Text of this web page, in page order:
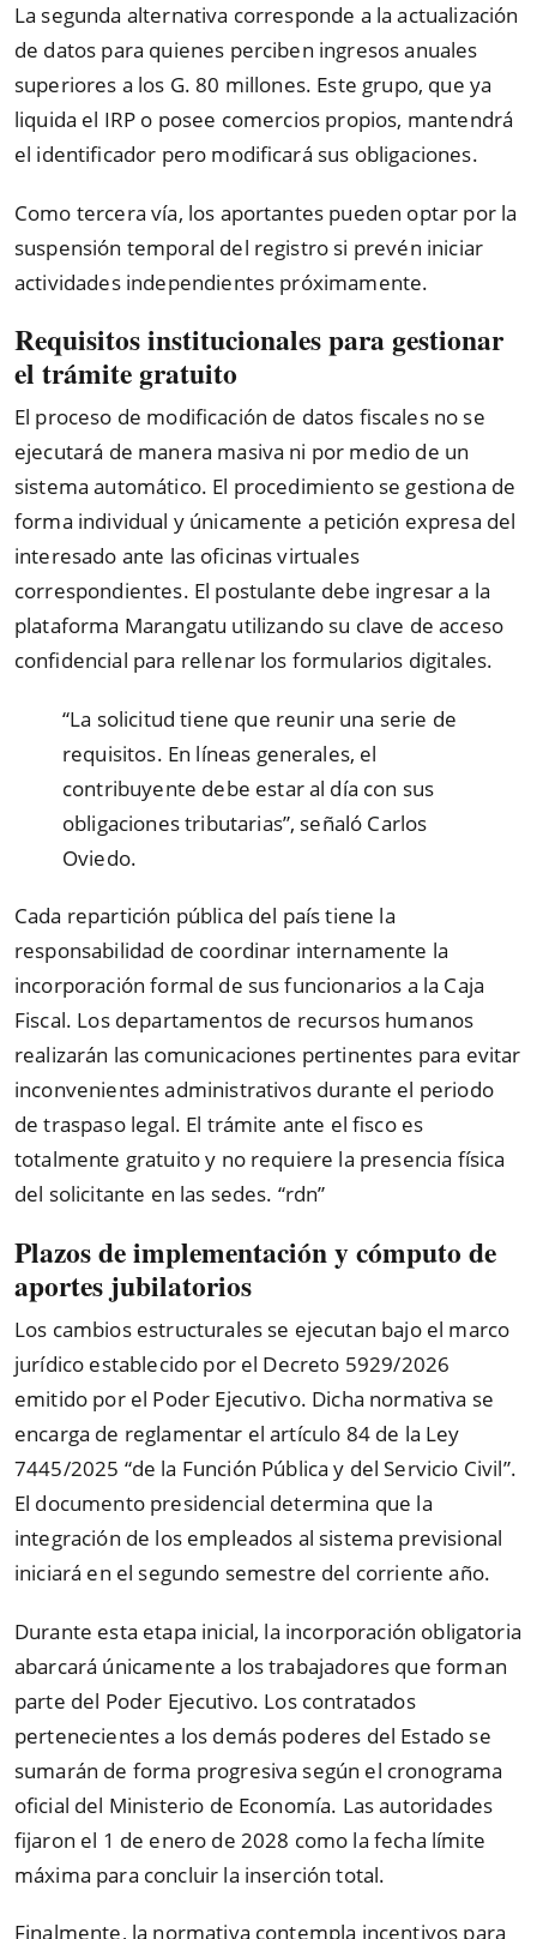
La segunda alternativa corresponde a la actualización
de datos para quienes perciben ingresos anuales
superiores a los G. 80 millones. Este grupo, que ya
liquida el IRP o posee comercios propios, mantendrá
el identificador pero modificará sus obligaciones.
Como tercera vía, los aportantes pueden optar por la
suspensión temporal del registro si prevén iniciar
actividades independientes próximamente.
Requisitos institucionales para gestionar
el trámite gratuito
El proceso de modificación de datos fiscales no se
ejecutará de manera masiva ni por medio de un
sistema automático. El procedimiento se gestiona de
forma individual y únicamente a petición expresa del
interesado ante las oficinas virtuales
correspondientes. El postulante debe ingresar a la
plataforma Marangatu utilizando su clave de acceso
confidencial para rellenar los formularios digitales.
“La solicitud tiene que reunir una serie de
requisitos. En líneas generales, el
contribuyente debe estar al día con sus
obligaciones tributarias”, señaló Carlos
Oviedo.
Cada repartición pública del país tiene la
responsabilidad de coordinar internamente la
incorporación formal de sus funcionarios a la Caja
Fiscal. Los departamentos de recursos humanos
realizarán las comunicaciones pertinentes para evitar
inconvenientes administrativos durante el periodo
de traspaso legal. El trámite ante el fisco es
totalmente gratuito y no requiere la presencia física
del solicitante en las sedes. “rdn”
Plazos de implementación y cómputo de
aportes jubilatorios
Los cambios estructurales se ejecutan bajo el marco
jurídico establecido por el Decreto 5929/2026
emitido por el Poder Ejecutivo. Dicha normativa se
encarga de reglamentar el artículo 84 de la Ley
7445/2025 “de la Función Pública y del Servicio Civil”.
El documento presidencial determina que la
integración de los empleados al sistema previsional
iniciará en el segundo semestre del corriente año.
Durante esta etapa inicial, la incorporación obligatoria
abarcará únicamente a los trabajadores que forman
parte del Poder Ejecutivo. Los contratados
pertenecientes a los demás poderes del Estado se
sumarán de forma progresiva según el cronograma
oficial del Ministerio de Economía. Las autoridades
fijaron el 1 de enero de 2028 como la fecha límite
máxima para concluir la inserción total.
Finalmente, la normativa contempla incentivos para